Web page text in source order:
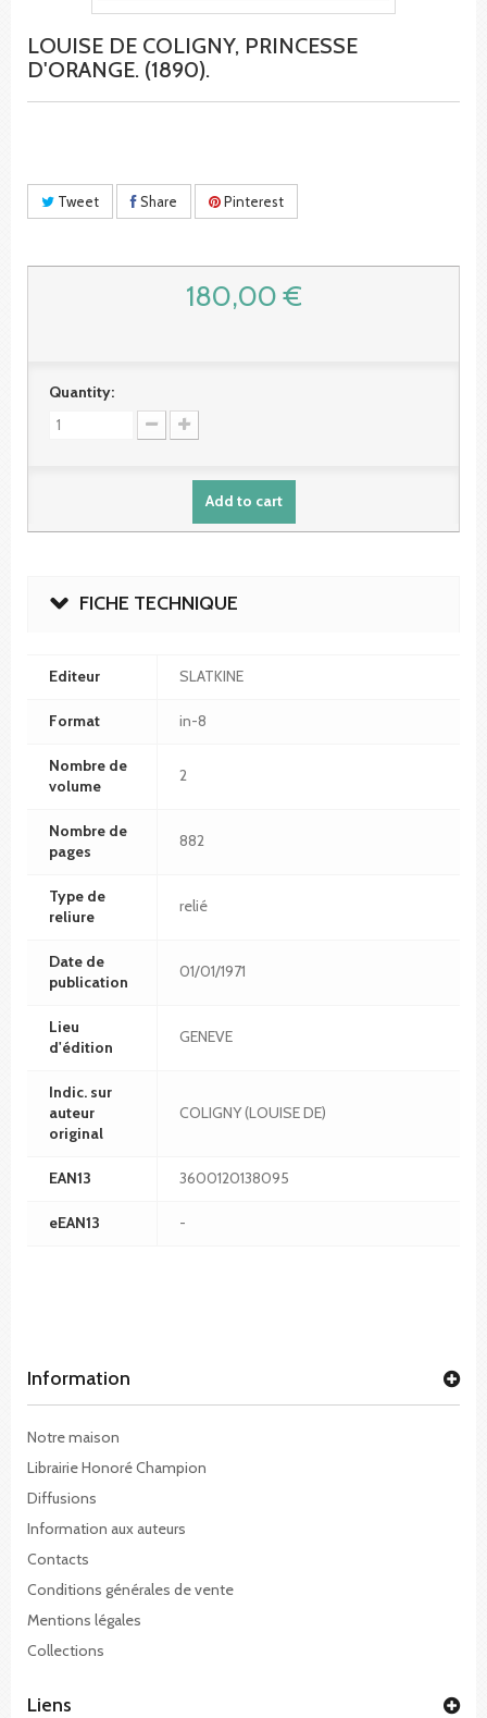
LOUISE DE COLIGNY, PRINCESSE
D'ORANGE. (1890).
Tweet Share Pinterest
180,00 €
Quantity:
Add to cart
FICHE TECHNIQUE
Editeur SLATKINE
Format in-8
Nombre de
volume
2
Nombre de
pages
882
Type de
reliure
relié
Date de
publication
01/01/1971
Lieu
d'édition
GENEVE
Indic. sur
auteur
original
COLIGNY (LOUISE DE)
EAN13 3600120138095
eEAN13 -
Information
Notre maison
Librairie Honoré Champion
Diffusions
Information aux auteurs
Contacts
Conditions générales de vente
Mentions légales
Collections
Liens